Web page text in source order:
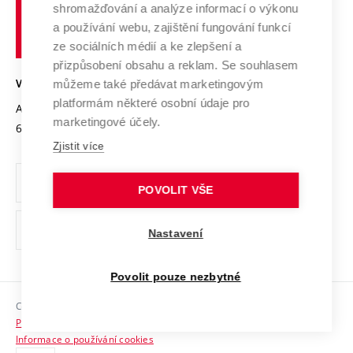
Transfer znalostí
Open Science
Projekty
Projekty ze strukturálních fondů
Specifický výzkum
Služby univerzity
Mezinárodní dohody
Univerzitní sítě
Udržitelná univerzita
Podnikavá univerzita / ContriBUTe
Bezpečná univerzita
Vyznamenání
Organizační struktura
Ochrana osobních údajů
odkaz)
Sociální bezpečí
HR Award
učení
technické
VYSOKÉ UČENÍ TECHNICKÉ V BRNĚ
Antonínská 548/1
602 00 Brno
www.vut.cz
vut@vutbr.cz
Copyright © 2026 VUT
Prohlášení o přístupnosti
Informace o používání cookies
shromažďování a analýze informací o výkonu
a používání webu, zajištění fungování funkcí
ze sociálních médií a ke zlepšení a
přizpůsobení obsahu a reklam. Se souhlasem
můžeme také předávat marketingovým
platformám některé osobní údaje pro
marketingové účely.
Zjistit více
POVOLIT VŠE
Nastavení
Povolit pouze nezbytné